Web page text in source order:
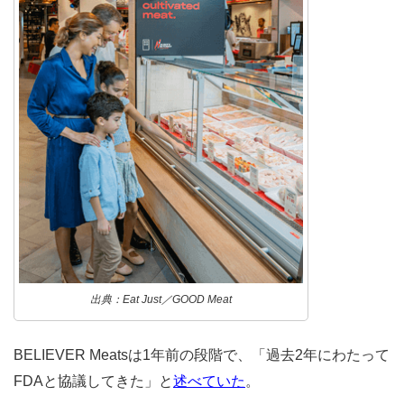
出典：Eat Just／GOOD Meat
BELIEVER Meatsは1年前の段階で、「過去2年にわたって
FDAと協議してきた」と述べていた 。